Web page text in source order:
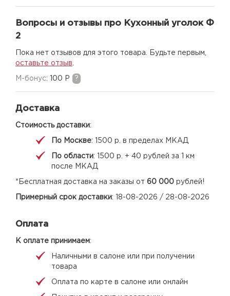
Вопросы и отзывы про Кухонный уголок Ф
2
Пока нет отзывов для этого товара. Будьте первым,
оставьте отзыв
M-бонус: 100 Р ?
Доставка
Стоимость доставки:
По Москве: 1500 р. в пределах МКАД
По области: 1500 р. + 40 рублей за 1 км
после МКАД
*Бесплатная доставка на заказы от 60 000 рублей!
Примерный срок доставки: 18-08-2026 / 28-08-2026
Оплата
К оплате принимаем:
Наличными в салоне или при получении
товара
Оплата по карте в салоне или онлайн